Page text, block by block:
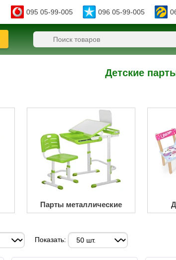
095 05-99-005 096 05-99-005
Детские
Парты металлические
Показать: